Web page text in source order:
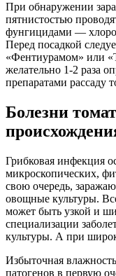
При обнаружении
пятнистостью
фунгицидами —
Перед посадкой
«Фентиурамом» или
желательно 1-2 раза
препаратами рассаду
Болезни
Грибковая инфекция
микроскопических,
свою очередь,
овощные культуры.
может быть узкой и
специализации
культуры. А при
Избыточная
патогенов в первую